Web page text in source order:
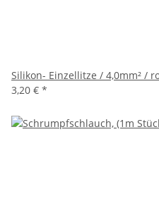
Silikon- Einzellitze / 4,0mm² /
3,20 € *